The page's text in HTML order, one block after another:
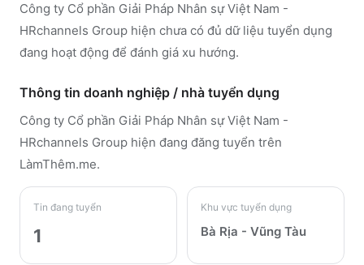
Công ty Cổ phần Giải Pháp Nhân sự Việt Nam -
HRchannels Group hiện chưa có đủ dữ liệu tuyển dụng
đang hoạt động để đánh giá xu hướng.
Thông tin doanh nghiệp / nhà tuyển dụng
Công ty Cổ phần Giải Pháp Nhân sự Việt Nam -
HRchannels Group hiện đang đăng tuyển trên
LàmThêm.me.
Tin đang tuyển
1
Khu vực tuyển dụng
Bà Rịa - Vũng Tàu